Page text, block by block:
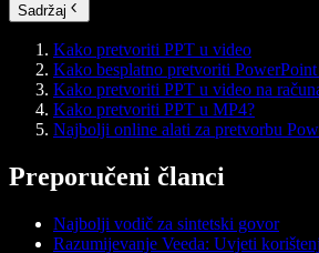
Sadržaj
Kako pretvoriti PPT u video
Kako besplatno pretvoriti
Kako pretvoriti PPT u video na
Kako pretvoriti PPT u MP4?
Najbolji online alati za pretvorbu
Preporučeni članci
Najbolji vodič za sintetski govor
Razumijevanje Veeda: Uvjeti